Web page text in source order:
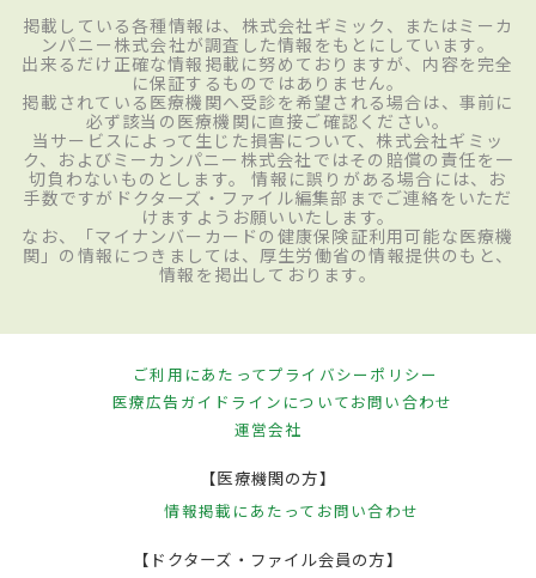
掲載している各種情報は、株式会社ギミック、またはミーカ
ンパニー株式会社が調査した情報をもとにしています。
出来るだけ正確な情報掲載に努めておりますが、内容を完全
に保証するものではありません。
掲載されている医療機関へ受診を希望される場合は、事前に
必ず該当の医療機関に直接ご確認ください。
当サービスによって生じた損害について、株式会社ギミッ
ク、およびミーカンパニー株式会社ではその賠償の責任を一
切負わないものとします。 情報に誤りがある場合には、お
手数ですがドクターズ・ファイル編集部までご連絡をいただ
けますようお願いいたします。
なお、「マイナンバーカードの健康保険証利用可能な医療機
関」の情報につきましては、厚生労働省の情報提供のもと、
情報を掲出しております。
ご利用にあたってプライバシーポリシー
医療広告ガイドラインについてお問い合わせ
運営会社
【医療機関の方】
情報掲載にあたって お問い合わせ
【ドクターズ・ファイル会員の方】